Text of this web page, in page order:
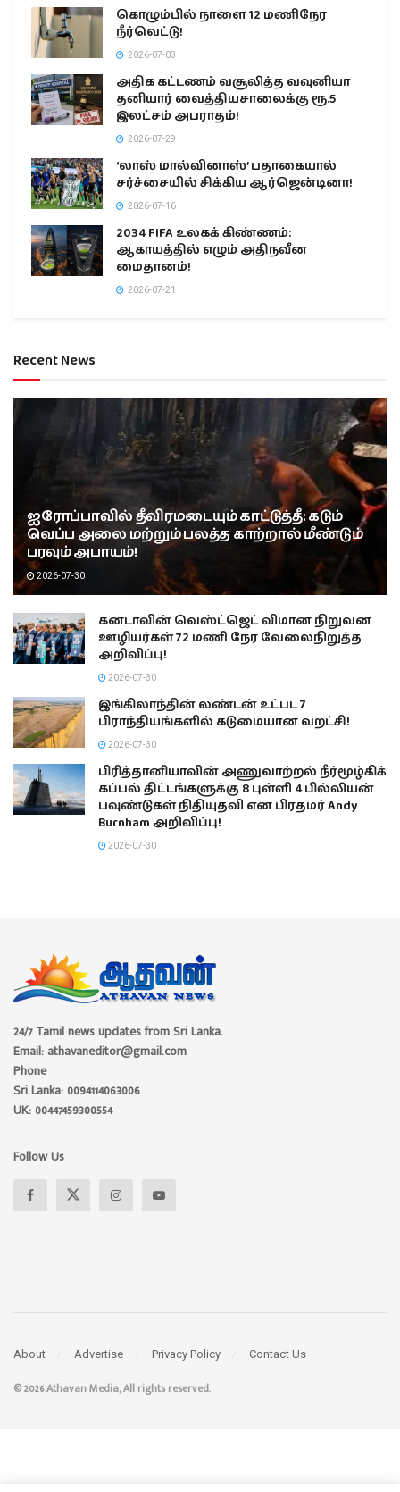
கொழும்பில் நாளை 12 மணிநேர
நீர்வெட்டு!
2026-07-03
அதிக கட்டணம் வசூலித்த வவுனியா
தனியார் வைத்தியசாலைக்கு ரூ.5
இலட்சம் அபராதம்!
2026-07-29
‘லாஸ் மால்வினாஸ்’ பதாகையால்
சர்ச்சையில் சிக்கிய ஆர்ஜென்டினா!
2026-07-16
2034 FIFA உலகக் கிண்ணம்:
ஆகாயத்தில் எழும் அதிநவீன
மைதானம்!
2026-07-21
Recent News
ஐரோப்பாவில் தீவிரமடையும் காட்டுத்தீ: கடும்
வெப்ப அலை மற்றும் பலத்த காற்றால் மீண்டும்
பரவும் அபாயம்!
2026-07-30
கனடாவின் வெஸ்ட்ஜெட் விமான நிறுவன
ஊழியர்கள் 72 மணி நேர வேலைநிறுத்த
அறிவிப்பு!
2026-07-30
இங்கிலாந்தின் லண்டன் உட்பட 7
பிராந்தியங்களில் கடுமையான வறட்சி!
2026-07-30
பிரித்தானியாவின் அணுவாற்றல் நீர்மூழ்கிக்
கப்பல் திட்டங்களுக்கு 8 புள்ளி 4 பில்லியன்
பவுண்டுகள் நிதியுதவி என பிரதமர் Andy
Burnham அறிவிப்பு!
2026-07-30
24/7 Tamil news updates from Sri Lanka.
Email: athavaneditor@gmail.com
Phone
Sri Lanka: 0094114063006
UK: 00447459300554
Follow Us
About Advertise Privacy Policy Contact Us
© 2026 Athavan Media, All rights reserved.